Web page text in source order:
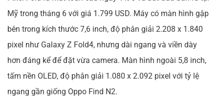
Mỹ trong tháng 6 với giá 1.799 USD. Máy có màn hình gập
bên trong kích thước 7,6 inch, độ phân giải 2.208 x 1.840
pixel như Galaxy Z Fold4, nhưng dài ngang và viền dày
hơn đáng kể để đặt vừa camera. Màn hình ngoài 5,8 inch,
tấm nền OLED, độ phân giải 1.080 x 2.092 pixel với tỷ lệ
ngang gần giống Oppo Find N2.